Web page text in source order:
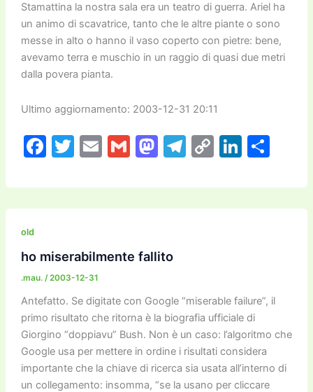
Stamattina la nostra sala era un teatro di guerra. Ariel ha
un animo di scavatrice, tanto che le altre piante o sono
messe in alto o hanno il vaso coperto con pietre: bene,
avevamo terra e muschio in un raggio di quasi due metri
dalla povera pianta.
Ultimo aggiornamento: 2003-12-31 20:11
F
c
e
o
o
k
T
itt
er
E
ai
l
G
ai
l
M
st
o
o
T
e
gr
C
p
y
Li
k
e
C
n
di
old
ho miserabilmente fallito
.mau. /2003-12-31
Antefatto. Se digitate con Google “miserable failure”, il
primo risultato che ritorna è la biografia ufficiale di
Giorgino “doppiavu” Bush. Non è un caso: l’algoritmo che
Google usa per mettere in ordine i risultati considera
importante che la chiave di ricerca sia usata all’interno di
un collegamento: insomma, “se la usano per cliccare